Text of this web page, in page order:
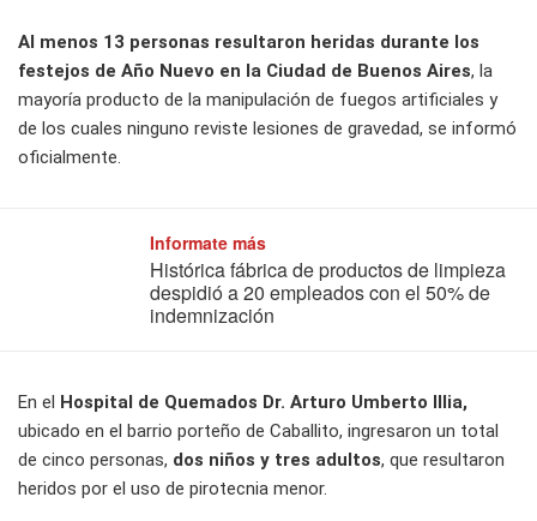
Al menos 13 personas resultaron heridas durante los
festejos de Año Nuevo en la Ciudad de Buenos Aires, la
mayoría producto de la manipulación de fuegos artificiales y
de los cuales ninguno reviste lesiones de gravedad, se informó
oficialmente.
Informate más
Histórica fábrica de productos de limpieza
despidió a 20 empleados con el 50% de
indemnización
En el Hospital de Quemados Dr. Arturo Umberto Illia,
ubicado en el barrio porteño de Caballito, ingresaron un total
de cinco personas, dos niños y tres adultos, que resultaron
heridos por el uso de pirotecnia menor.